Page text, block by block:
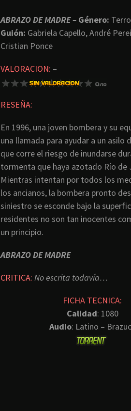
ABRAZO DE MADRE – Género:
Guión: Gabriela Capello, André
Cristian Ponce
VALORACION: –
RESEÑA:
En 1996, una joven bombera y su
una llamada para ayudar a un asilo
que corre el riesgo de inundarse
tormenta que haya azotado Río de
Mientras intentan por todos los
los ancianos, la bombera pronto
siniestro se esconde bajo la
residentes no son tan inocentes
un principio.
ABRAZO DE MADRE
CRITICA: No escrita todavía…
FICHA TECNICA:
Calidad: 1080
Audio: Latino –